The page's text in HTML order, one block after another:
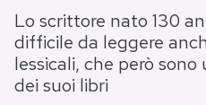
Tecnologia
Internet
Scienza
Cultura
Lo scrittore nato 130
difficile da leggere
lessicali, che però
dei suoi libri